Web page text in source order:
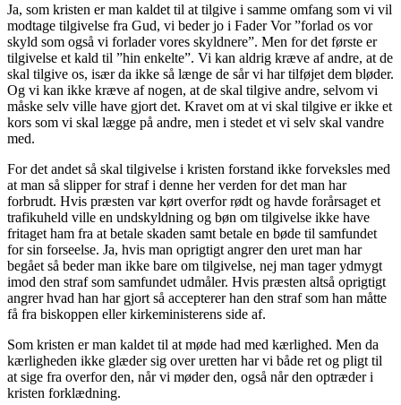
Ja, som kristen er man kaldet til at tilgive i samme omfang som vi vil
modtage tilgivelse fra Gud, vi beder jo i Fader Vor ”forlad os vor
skyld som også vi forlader vores skyldnere”. Men for det første er
tilgivelse et kald til ”hin enkelte”. Vi kan aldrig kræve af andre, at de
skal tilgive os, især da ikke så længe de sår vi har tilføjet dem bløder.
Og vi kan ikke kræve af nogen, at de skal tilgive andre, selvom vi
måske selv ville have gjort det. Kravet om at vi skal tilgive er ikke et
kors som vi skal lægge på andre, men i stedet et vi selv skal vandre
med.
For det andet så skal tilgivelse i kristen forstand ikke forveksles med
at man så slipper for straf i denne her verden for det man har
forbrudt. Hvis præsten var kørt overfor rødt og havde forårsaget et
trafikuheld ville en undskyldning og bøn om tilgivelse ikke have
fritaget ham fra at betale skaden samt betale en bøde til samfundet
for sin forseelse. Ja, hvis man oprigtigt angrer den uret man har
begået så beder man ikke bare om tilgivelse, nej man tager ydmygt
imod den straf som samfundet udmåler. Hvis præsten altså oprigtigt
angrer hvad han har gjort så accepterer han den straf som han måtte
få fra biskoppen eller kirkeministerens side af.
Som kristen er man kaldet til at møde had med kærlighed. Men da
kærligheden ikke glæder sig over uretten har vi både ret og pligt til
at sige fra overfor den, når vi møder den, også når den optræder i
kristen forklædning.